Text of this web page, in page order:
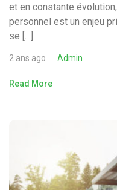
et en constante
personnel est un enjeu
se […]
2 ans ago Admin
Read More